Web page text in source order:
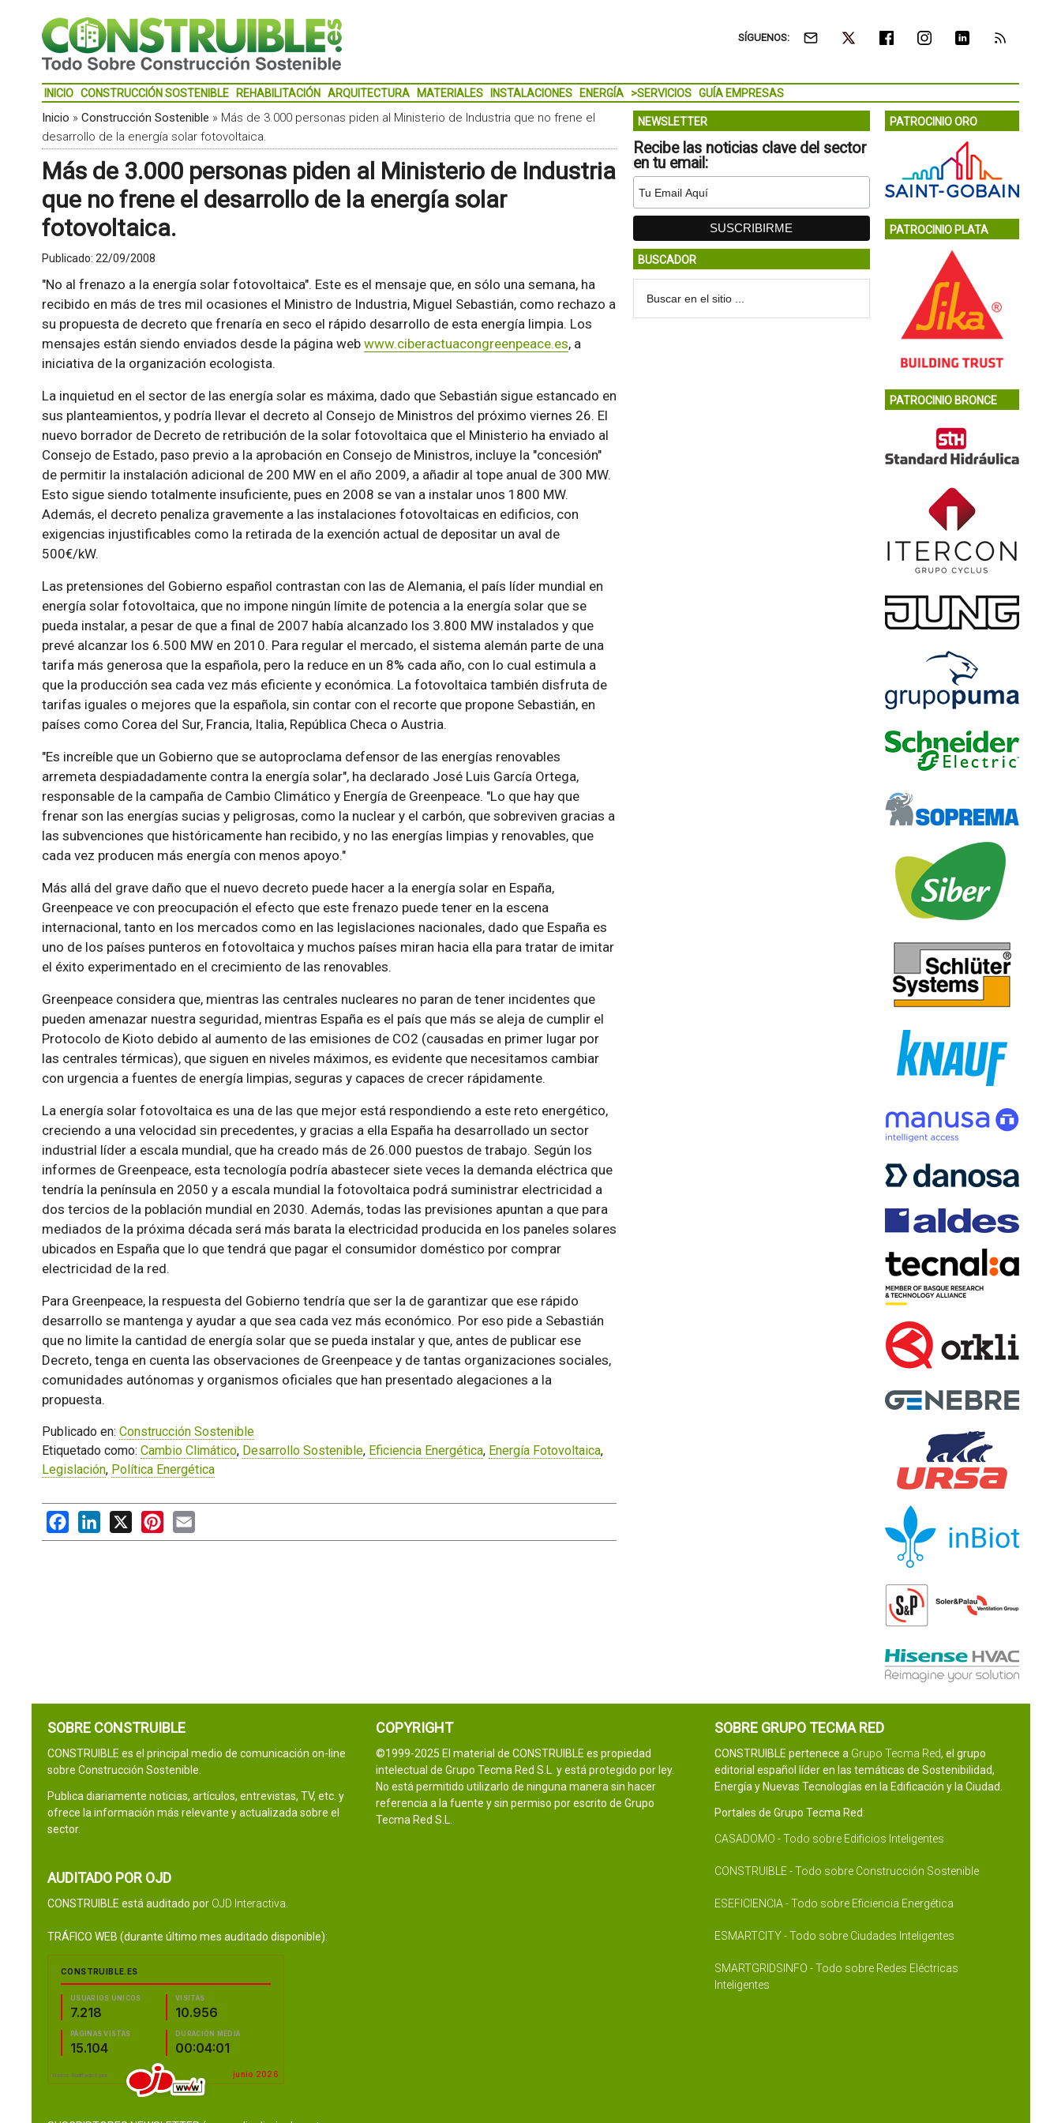
SÍGUENOS:
INICIO CONSTRUCCIÓN SOSTENIBLE REHABILITACIÓN ARQUITECTURA MATERIALES INSTALACIONES ENERGÍA >SERVICIOS GUÍA EMPRESAS
Inicio » Construcción Sostenible » Más de 3.000 personas piden al Ministerio de Industria que no frene el
desarrollo de la energía solar fotovoltaica.
Más de 3.000 personas piden al Ministerio de Industria
que no frene el desarrollo de la energía solar
fotovoltaica.
Publicado: 22/09/2008
"No al frenazo a la energía solar fotovoltaica". Este es el mensaje que, en sólo una semana, ha
recibido en más de tres mil ocasiones el Ministro de Industria, Miguel Sebastián, como rechazo a
su propuesta de decreto que frenaría en seco el rápido desarrollo de esta energía limpia. Los
mensajes están siendo enviados desde la página web www.ciberactuacongreenpeace.es, a
iniciativa de la organización ecologista.
La inquietud en el sector de las energía solar es máxima, dado que Sebastián sigue estancado en
sus planteamientos, y podría llevar el decreto al Consejo de Ministros del próximo viernes 26. El
nuevo borrador de Decreto de retribución de la solar fotovoltaica que el Ministerio ha enviado al
Consejo de Estado, paso previo a la aprobación en Consejo de Ministros, incluye la "concesión"
de permitir la instalación adicional de 200 MW en el año 2009, a añadir al tope anual de 300 MW.
Esto sigue siendo totalmente insuficiente, pues en 2008 se van a instalar unos 1800 MW.
Además, el decreto penaliza gravemente a las instalaciones fotovoltaicas en edificios, con
exigencias injustificables como la retirada de la exención actual de depositar un aval de
500€/kW.
Las pretensiones del Gobierno español contrastan con las de Alemania, el país líder mundial en
energía solar fotovoltaica, que no impone ningún límite de potencia a la energía solar que se
pueda instalar, a pesar de que a final de 2007 había alcanzado los 3.800 MW instalados y que
prevé alcanzar los 6.500 MW en 2010. Para regular el mercado, el sistema alemán parte de una
tarifa más generosa que la española, pero la reduce en un 8% cada año, con lo cual estimula a
que la producción sea cada vez más eficiente y económica. La fotovoltaica también disfruta de
tarifas iguales o mejores que la española, sin contar con el recorte que propone Sebastián, en
países como Corea del Sur, Francia, Italia, República Checa o Austria.
"Es increíble que un Gobierno que se autoproclama defensor de las energías renovables
arremeta despiadadamente contra la energía solar", ha declarado José Luis García Ortega,
responsable de la campaña de Cambio Climático y Energía de Greenpeace. "Lo que hay que
frenar son las energías sucias y peligrosas, como la nuclear y el carbón, que sobreviven gracias a
las subvenciones que históricamente han recibido, y no las energías limpias y renovables, que
cada vez producen más energía con menos apoyo."
Más allá del grave daño que el nuevo decreto puede hacer a la energía solar en España,
Greenpeace ve con preocupación el efecto que este frenazo puede tener en la escena
internacional, tanto en los mercados como en las legislaciones nacionales, dado que España es
uno de los países punteros en fotovoltaica y muchos países miran hacia ella para tratar de imitar
el éxito experimentado en el crecimiento de las renovables.
Greenpeace considera que, mientras las centrales nucleares no paran de tener incidentes que
pueden amenazar nuestra seguridad, mientras España es el país que más se aleja de cumplir el
Protocolo de Kioto debido al aumento de las emisiones de CO2 (causadas en primer lugar por
las centrales térmicas), que siguen en niveles máximos, es evidente que necesitamos cambiar
con urgencia a fuentes de energía limpias, seguras y capaces de crecer rápidamente.
La energía solar fotovoltaica es una de las que mejor está respondiendo a este reto energético,
creciendo a una velocidad sin precedentes, y gracias a ella España ha desarrollado un sector
industrial líder a escala mundial, que ha creado más de 26.000 puestos de trabajo. Según los
informes de Greenpeace, esta tecnología podría abastecer siete veces la demanda eléctrica que
tendría la península en 2050 y a escala mundial la fotovoltaica podrá suministrar electricidad a
dos tercios de la población mundial en 2030. Además, todas las previsiones apuntan a que para
mediados de la próxima década será más barata la electricidad producida en los paneles solares
ubicados en España que lo que tendrá que pagar el consumidor doméstico por comprar
electricidad de la red.
Para Greenpeace, la respuesta del Gobierno tendría que ser la de garantizar que ese rápido
desarrollo se mantenga y ayudar a que sea cada vez más económico. Por eso pide a Sebastián
que no limite la cantidad de energía solar que se pueda instalar y que, antes de publicar ese
Decreto, tenga en cuenta las observaciones de Greenpeace y de tantas organizaciones sociales,
comunidades autónomas y organismos oficiales que han presentado alegaciones a la
propuesta.
Publicado en: Construcción Sostenible
Etiquetado como: Cambio Climático, Desarrollo Sostenible, Eficiencia Energética, Energía Fotovoltaica,
Legislación, Política Energética
FacebookLinkedIn
X PinterestEmail
NEWSLETTER
Recibe las noticias clave del sector
en tu email:
BUSCADOR
PATROCINIO ORO
PATROCINIO PLATA
PATROCINIO BRONCE
SOBRE CONSTRUIBLE
CONSTRUIBLE es el principal medio de comunicación on-line
sobre Construcción Sostenible.
Publica diariamente noticias, artículos, entrevistas, TV, etc. y
ofrece la información más relevante y actualizada sobre el
sector.
AUDITADO POR OJD
CONSTRUIBLE está auditado por OJD Interactiva
TRÁFICO WEB (durante último mes auditado disponible):
COPYRIGHT
©1999-2025 El material de CONSTRUIBLE es propiedad
intelectual de Grupo Tecma Red S.L. y está protegido por ley.
No está permitido utilizarlo de ninguna manera sin hacer
referencia a la fuente y sin permiso por escrito de Grupo
Tecma Red S.L.
SOBRE GRUPO TECMA RED
CONSTRUIBLE pertenece a Grupo Tecma Red, el grupo
editorial español líder en las temáticas de Sostenibilidad,
Energía y Nuevas Tecnologías en la Edificación y la Ciudad.
Portales de Grupo Tecma Red:
CASADOMO - Todo sobre Edificios Inteligentes
CONSTRUIBLE - Todo sobre Construcción Sostenible
ESEFICIENCIA - Todo sobre Eficiencia Energética
ESMARTCITY - Todo sobre Ciudades Inteligentes
SMARTGRIDSINFO - Todo sobre Redes Eléctricas
Inteligentes